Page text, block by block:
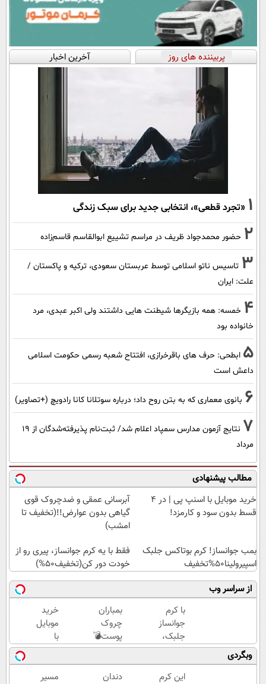
پربیننده های روز آخرین اخبار
1 «تجرد قطعی»، انتخابی جدید برای سبک زندگی
2 حضور محمدجواد ظریف در مراسم تشییع ابوالقاسم قاسم‌زاده
3 تاسیس ناتو اسلامی توسط عربستان سعودی، ترکیه و پاکستان /
علت: ایران
4 خمسه: همه بازیگرها شیطنت هایی داشتند ولی اکبر عبدی، مرد
خانواده بود
5 ابطحی: حرف های باقرخرازی، افتتاح شعبه رسمی حکومت اسلامی
داعش است
6 بانوی معماری که به بتن روح داد؛ درباره سوتلانا کانا رادویچ (+تصاویر)
7
نتایج آزمون مدارس سمپاد اعلام شد/ ثبت‌نام پذیرفته‌شدگان از ۱۹
مرداد
مطالب پیشنهادی
خرید موبایل با اسنپ پی | در ۴
قسط بدون سود و کارمزد!
آبرسانی عمقی و ضدچروک قوی
گیاهی بدون عوارض!!(تخفیف تا
امشب)
بمب جوانساز! کرم بوتاکس جلبک
اسپیرولینا50%تخفیف
فقط با یه کرم جوانساز، پیری رو از
خودت دور کن(تخفیف50%)
از سراسر وب
با کرم
جوانساز
جلبک،
پیری رو
معکوس
کن(50%
بمباران
چروک
پوست💣
با
جوانساز
جلبک
خرید
موبایل
با
اسنپ
پی | در
۴
وبگردی
این کرم
دندان
مسیر